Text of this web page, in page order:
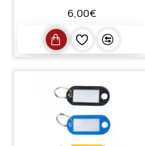
6,00€